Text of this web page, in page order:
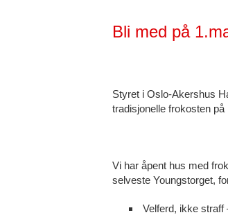
Bli med på
Styret i Oslo-Akershus
tradisjonelle frokosten på
Vi har åpent hus med
selveste Youngstorget,
Velferd, ikke straff